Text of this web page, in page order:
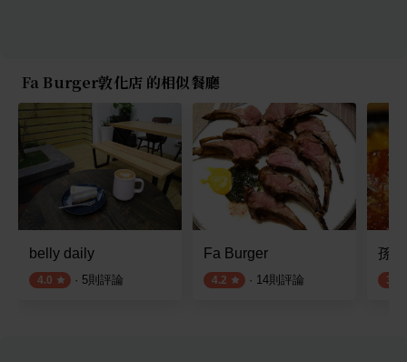
Fa Burger敦化店 的相似餐廳
belly daily
4.0 · 5則評論
Fa Burger
4.2 · 14則評論
孫
3.5